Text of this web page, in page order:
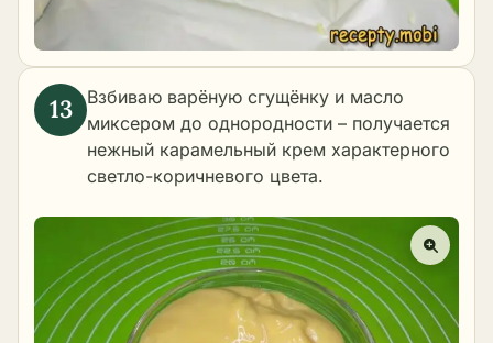
Взбиваю варёную сгущёнку и масло
миксером до однородности – получается
нежный карамельный крем характерного
светло-коричневого цвета.